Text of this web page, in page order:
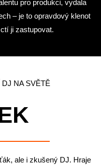
pro produkci, vydala
– je to opravdový klenot
ji zastupovat.
NA SVĚTĚ
ale i zkušený DJ. Hraje